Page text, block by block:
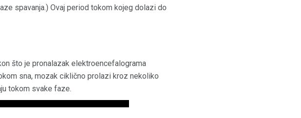
spavanja.) Ovaj period tokom kojeg dolazi do
što je pronalazak elektroencefalograma
sna, mozak ciklično prolazi kroz nekoliko
tokom svake faze.